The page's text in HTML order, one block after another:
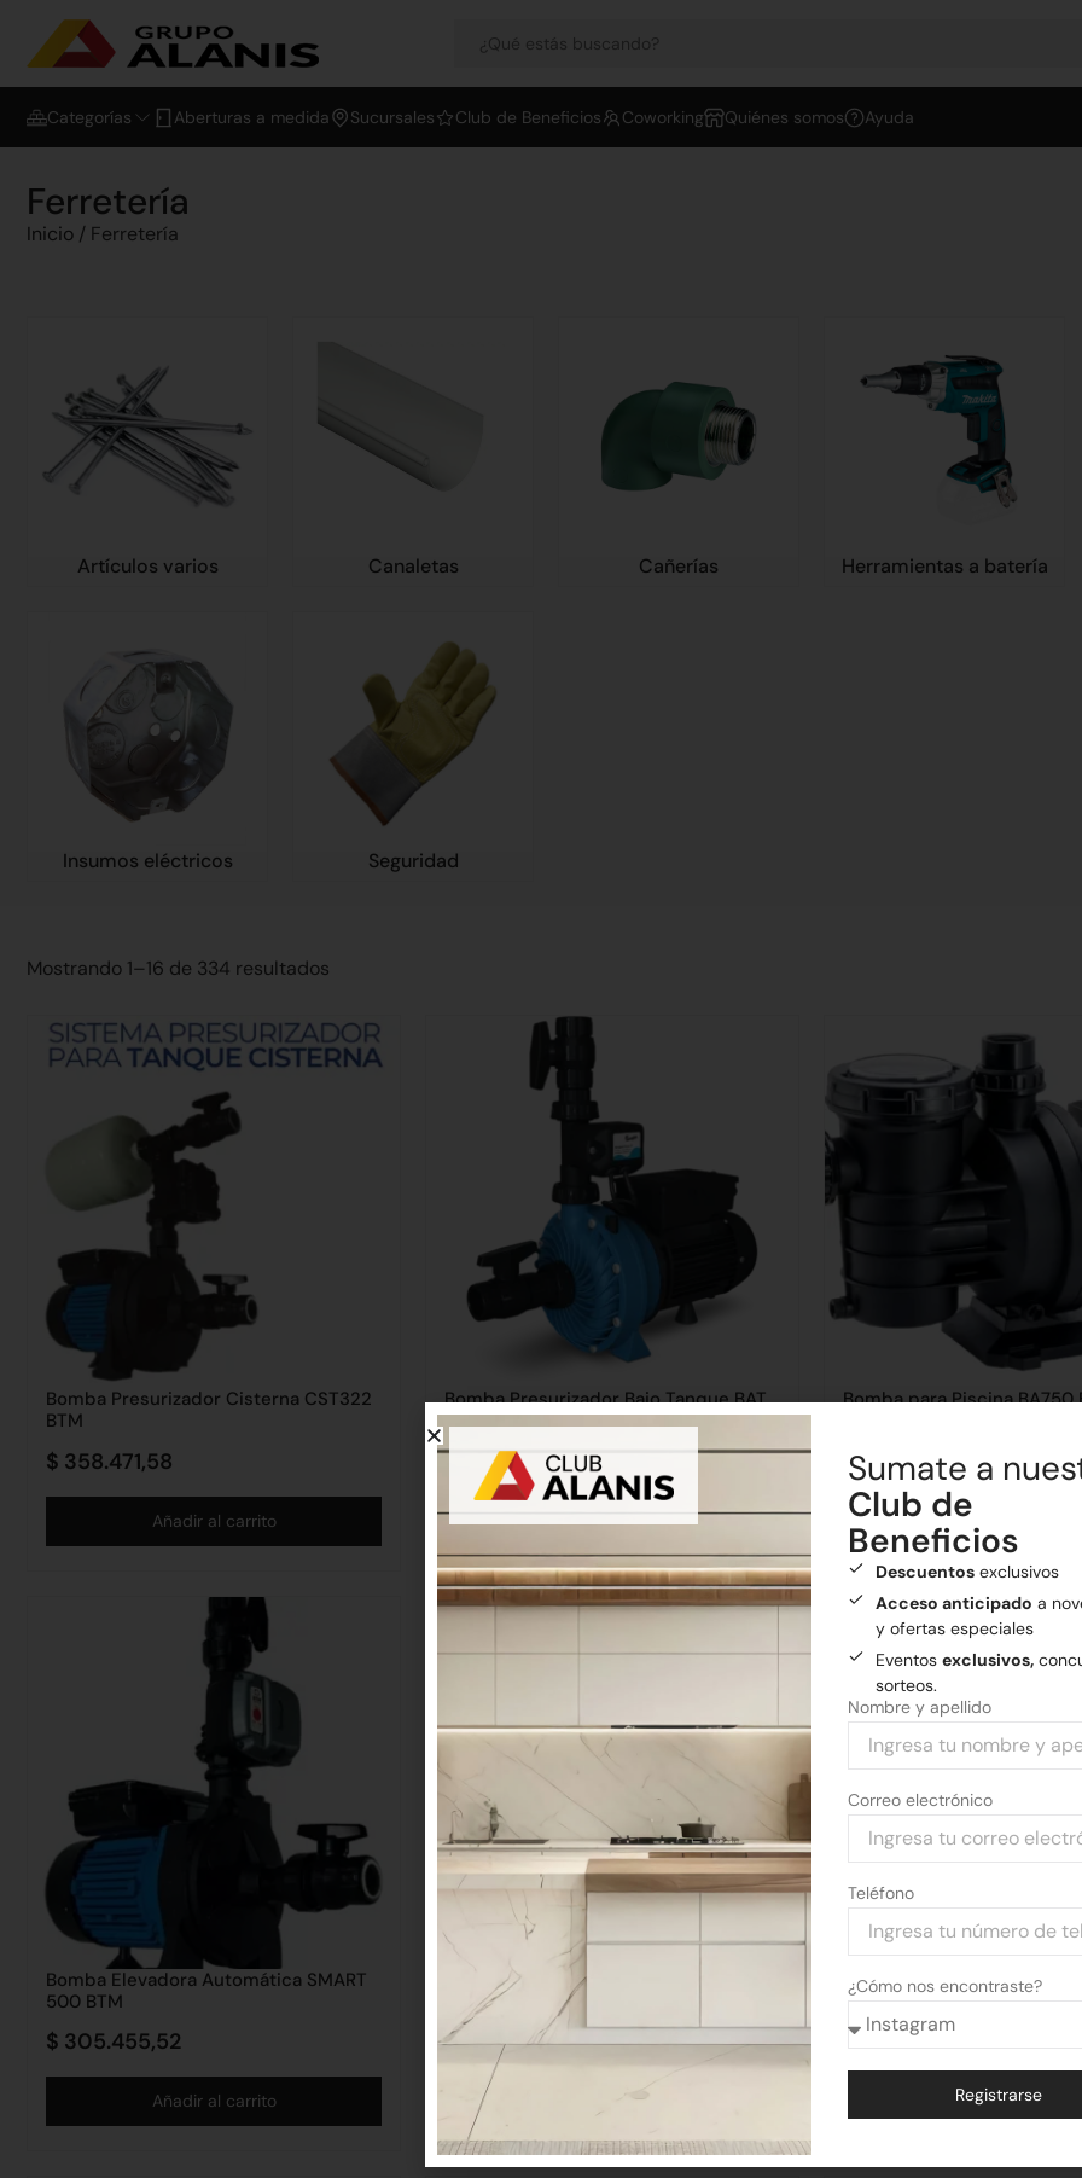
Categorías Aberturas a medida Sucursales Club de Beneficios Coworking Quiénes somos Ayuda
Ferretería
Inicio / Ferretería
Artículos varios Canaletas Cañerías Herramientas a batería
Insumos eléctricos Seguridad
Mostrando 1–16 de 334 resultados
Bomba Presurizador Cisterna CST322
BTM
$ 358.471,58
Añadir al carrito
Bomba Presurizador Bajo Tanque BAT
3 BTM
$ 309.956,63
Añadir al carrito
Bomba para Piscina BA750
$260.453,41
Añadir al carrito
Bomba Elevadora Automática SMART
500 BTM
$ 305.455,52
Añadir al carrito
Bomba Centrifuga para Elevación
H750p Btm
$211.120,89
Añadir al carrito
Bomba Centrifuga para
H500p Btm
$193.152,39
Añadir al carrito
Sumate a
Club de
Beneficios
Descuentosexclusivos
Acceso anticipado a
y ofertas especiales
Eventos exclusivos,
sorteos.
Nombre y apellido
Correo electrónico
Teléfono
¿Cómo nos encontraste?
Registrarse